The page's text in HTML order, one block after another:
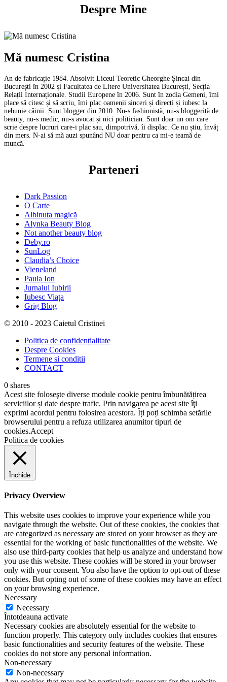
Despre Mine
Mă numesc Cristina
An de fabricație 1984. Absolvit Liceul Teoretic Gheorghe Șincai din
București în 2002 și Facultatea de Litere Universitatea București, Secția
Relații Internaționale. Studii Europene în 2006. Sunt în zodia Gemeni, îmi
place să citesc și să scriu, îmi plac oamenii sinceri și direcți și iubesc la
nebunie câinii. Sunt blogger din 2010. Nu-s fashionistă, nu-s bloggeriță de
beauty, nu-s medic, nu-s avocat și nici politician. Sunt doar un om care
scrie despre lucruri care-i plac sau, dimpotrivă, îi displac. Ce nu știu, învăț
din mers. N-ai să mă auzi spunând NU doar pentru ca mi-e teamă de
muncă.
Parteneri
Dark Passion
O Carte
Albinuța magică
Alynka Beauty Blog
Not another beauty blog
Deby.ro
SunLog
Claudia’s Choice
Vieneland
Paula Ion
Jurnalul Iubirii
Iubesc Viața
Grig Blog
© 2010 - 2023 Caietul Cristinei
Politica de confidențialitate
Despre Cookies
Termene si conditii
CONTACT
0 shares
Acest site foloseşte diverse module cookie pentru îmbunătățirea
serviciilor și date despre trafic. Prin navigarea pe acest site îţi
exprimi acordul pentru folosirea acestora. Îți poți schimba setările
browserului pentru a refuza utilizarea anumitor tipuri de
cookies.Accept
Politica de cookies
Închide
Privacy Overview
This website uses cookies to improve your experience while you
navigate through the website. Out of these cookies, the cookies that
are categorized as necessary are stored on your browser as they are
essential for the working of basic functionalities of the website. We
also use third-party cookies that help us analyze and understand how
you use this website. These cookies will be stored in your browser
only with your consent. You also have the option to opt-out of these
cookies. But opting out of some of these cookies may have an effect
on your browsing experience.
Necessary
Necessary
Întotdeauna activate
Necessary cookies are absolutely essential for the website to
function properly. This category only includes cookies that ensures
basic functionalities and security features of the website. These
cookies do not store any personal information.
Non-necessary
Non-necessary